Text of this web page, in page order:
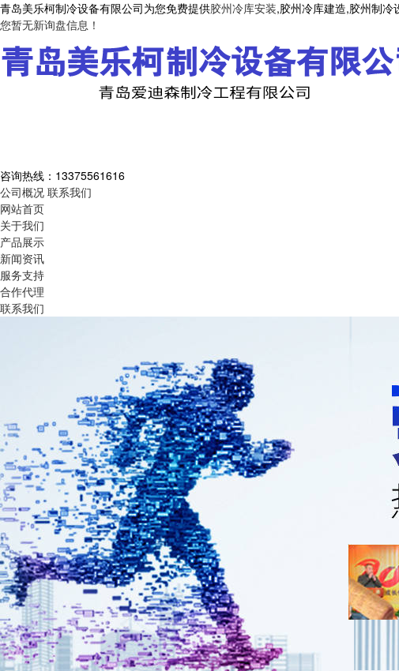
青岛美乐柯制冷设备有限公司为您免费提供胶州冷库安装,胶州冷库建造,胶州制冷
您暂无新询盘信息！
咨询热线： 13375561616
公司概况 联系我们
网站首页
关于我们
产品展示
新闻资讯
服务支持
合作代理
联系我们